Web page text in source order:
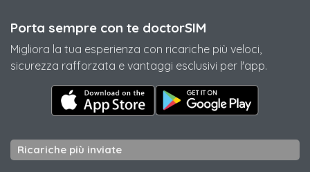
Porta sempre con te doctorSIM
Migliora la tua esperienza con ricariche più veloci,
sicurezza rafforzata e vantaggi esclusivi per l'app.
Ricariche più inviate